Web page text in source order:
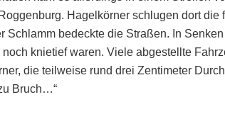
Hagelkörner schlugen dort die
Schlamm bedeckte die Straßen. In
knietief waren. Viele abgestellte
die teilweise rund drei Zentimeter
Bruch…“